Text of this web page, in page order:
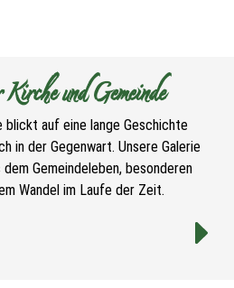
und Gemeinde
blickt auf eine lange Geschichte
in der Gegenwart. Unsere Galerie
Gemeindeleben, besonderen
Wandel im Laufe der Zeit.